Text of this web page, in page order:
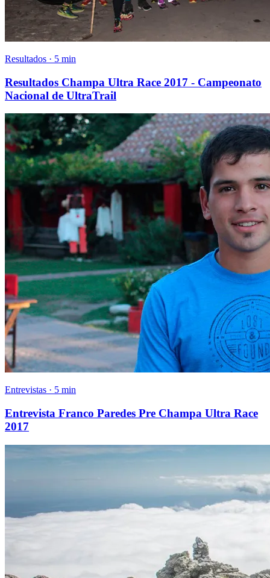
Resultados · 5 min
Resultados Champa Ultra Race 2017 - Campeonato
Nacional de UltraTrail
Entrevistas · 5 min
Entrevista Franco Paredes Pre Champa Ultra Race
2017